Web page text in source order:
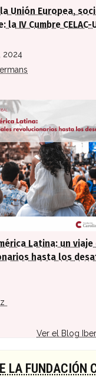
Unión Europea,
la IV Cumbre CELAC-
2024
Latina: un
hasta los
Ver el Blog
LA FUNDACIÓN